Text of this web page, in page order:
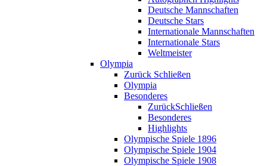
Deutsche Mannschaften
Deutsche Stars
Internationale Mannschaften
Internationale Stars
Weltmeister
Olympia
Zurück Schließen
Olympia
Besonderes
ZurückSchließen
Besonderes
Highlights
Olympische Spiele 1896
Olympische Spiele 1904
Olympische Spiele 1908